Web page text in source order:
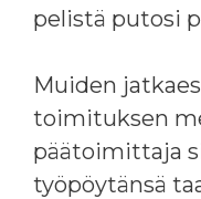
pelistä putosi
Muiden
toimituksen
päätoimittaja
työpöytänsä